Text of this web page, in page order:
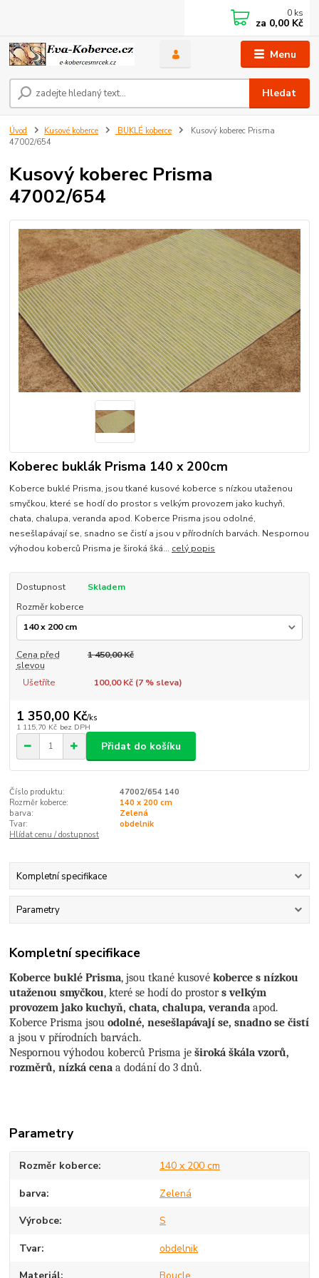
Menu
Hledat
0 ks
za 0,00 Kč
Úvod Kusové koberce BUKLÉ koberce
Kusový koberec Prisma
47002/654
Kusový koberec Prisma
47002/654
Koberec buklák Prisma 140 x 200cm
Koberce buklé Prisma, jsou tkané kusové koberce s nízkou utaženou
smyčkou, které se hodí do prostor s velkým provozem jako kuchyň,
chata, chalupa, veranda apod. Koberce Prisma jsou odolné,
nesešlapávají se, snadno se čistí a jsou v přírodních barvách. Nespornou
výhodou koberců Prisma je široká šká... celý popis
Dostupnost
Skladem
Rozměr koberce
Cena před
slevou
1 450,00 Kč
Ušetříte 100,00 Kč (7% sleva)
1 350,00 Kč/ks
1 115,70 Kč bez DPH
Přidat do košíku
Číslo produktu:
47002/654 140
Rozměr koberce:
140 x 200 cm
barva:
Zelená
Tvar:
obdelnik
Hlídat cenu / dostupnost
Kompletní specifikace
Parametry
Kompletní specifikace
Koberce buklé Prisma, jsou tkané kusovékoberce s nízkou
utaženou smyčkou, které se hodí do prostors velkým
provozem jako kuchyň, chata, chalupa, veranda apod.
Koberce Prisma jsouodolné, nesešlapávají se, snadno se čistí
a jsou v přírodních barvách.
Nespornou výhodou koberců Prisma ješiroká škála vzorů,
rozměrů, nízká cena a dodání do 3 dnů.
Parametry
Rozměr koberce 140 x 200 cm
barva Zelená
Výrobce S
Tvar obdelnik